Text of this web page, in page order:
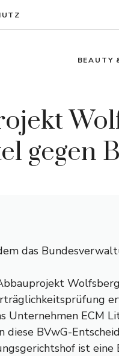
BEAUTY
gegen
das
Unternehmen ECM
BVwG-
ist eine